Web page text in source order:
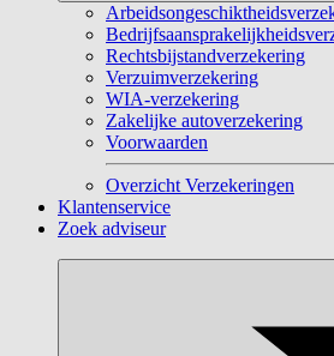
Rechtsbijstandverzekering
Verzuimverzekering
WIA-verzekering
Zakelijke autoverzekering
Voorwaarden
Overzicht Verzekeringen
Klantenservice
Zoek adviseur